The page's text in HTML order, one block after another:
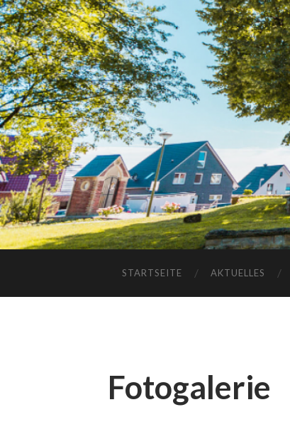
STARTSEITE AKTUELLES
Fotogalerie